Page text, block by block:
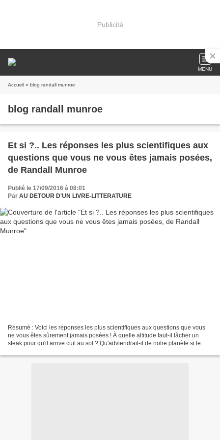
Publicité
MENU
Accueil » blog randall munroe
blog randall munroe
Et si ?.. Les réponses les plus scientifiques aux
questions que vous ne vous êtes jamais posées,
de Randall Munroe
Publié le 17/09/2016 à 08:01
Par AU DETOUR D'UN LIVRE-LITTERATURE
Résumé : Voici les réponses les plus scientifiques aux questions que vous
ne vous êtes sûrement jamais posées ! À quelle altitude faut-il lâcher un
steak pour qu'il arrive cuit au sol ? Qu'adviendrait-il de notre planète si le